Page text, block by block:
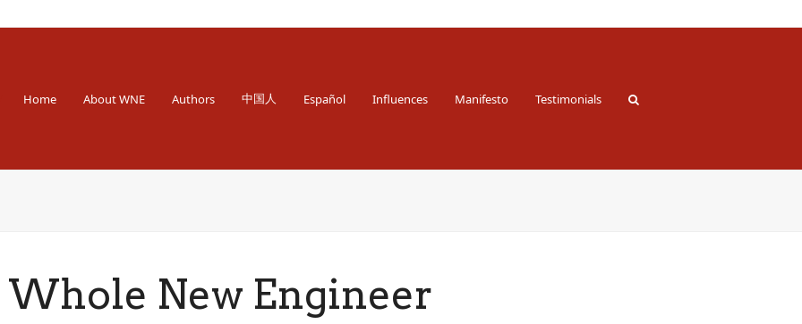
Engineer
Home About WNE Authors 中国人 Español Influences Manifesto Testimonials
Whole New Engineer